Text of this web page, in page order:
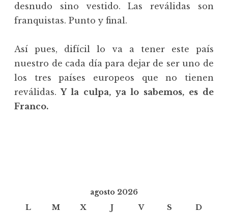
desnudo sino vestido. Las reválidas son
franquistas. Punto y final.
Así pues, difícil lo va a tener este país
nuestro de cada día para dejar de ser uno de
los tres países europeos que no tienen
reválidas. Y la culpa, ya lo sabemos, es de
Franco.
agosto 2026
L
M X J V S
D